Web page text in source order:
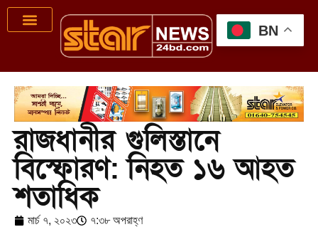
রাজধানীর গুলিস্তানে
বিস্ফোরণ: নিহত ১৬ আহত
শতাধিক
মার্চ ৭, ২০২৩ ৭:৩৮ অপরাহ্ণ
BN